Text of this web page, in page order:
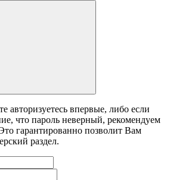
авторизуетесь впервые, либо если
что пароль неверный, рекомендуем
гарантированно позволит Вам
раздел.